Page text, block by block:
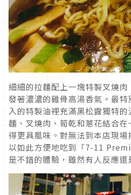
細細的拉麵配上一塊特製叉燒
發著濃濃的雞骨高湯香氣。最
入的特製油裡充滿黑松露獨特
麵、叉燒肉、筍乾和蔥花結合
得更具風味。對無法到本店現
以如此方便地吃到「7-11
是不錯的體驗，雖然有人反應還